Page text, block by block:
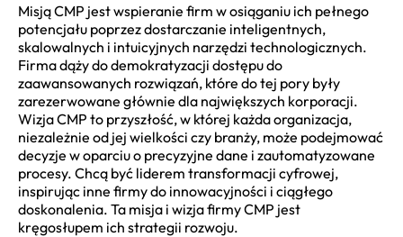
Misją CMP jest wspieranie firm w osiąganiu ich pełnego
potencjału poprzez dostarczanie inteligentnych,
skalowalnych i intuicyjnych narzędzi technologicznych.
Firma dąży do demokratyzacji dostępu do
zaawansowanych rozwiązań, które do tej pory były
zarezerwowane głównie dla największych korporacji.
Wizja CMP to przyszłość, w której każda organizacja,
niezależnie od jej wielkości czy branży, może podejmować
decyzje w oparciu o precyzyjne dane i zautomatyzowane
procesy. Chcą być liderem transformacji cyfrowej,
inspirując inne firmy do innowacyjności i ciągłego
doskonalenia. Ta misja i wizja firmy CMP jest
kręgosłupem ich strategii rozwoju.